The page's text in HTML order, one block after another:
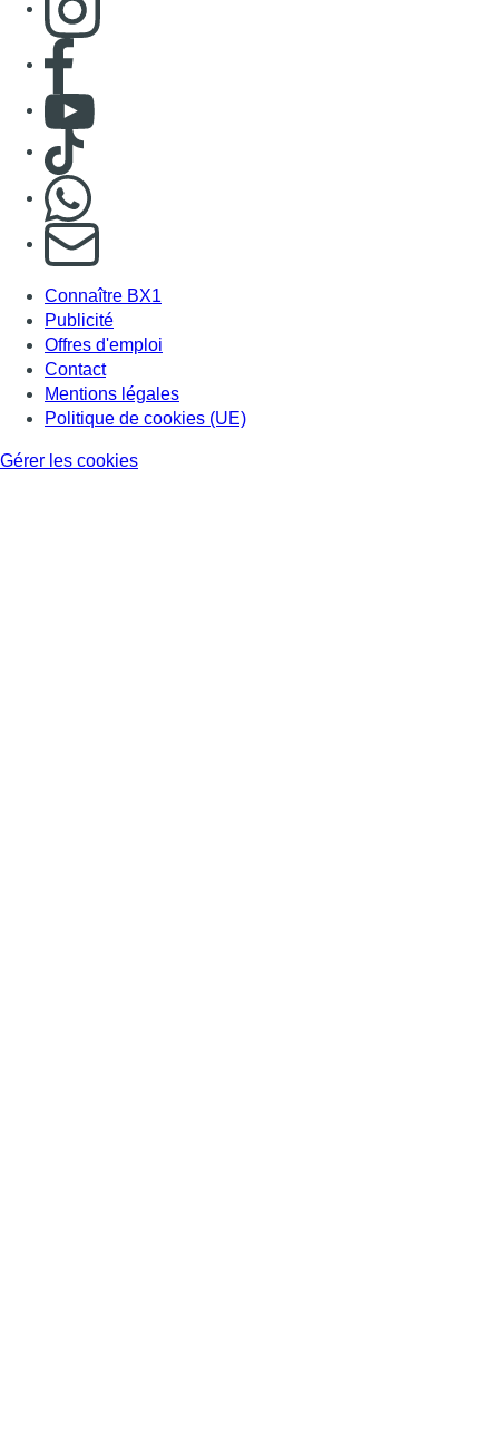
Consulter page Facebook
Consulter Youtube
Consulter TikTok
S'abonner à notre newsletter
Connaître BX1
Publicité
Offres d'emploi
Contact
Mentions légales
Politique de cookies (UE)
Gérer les cookies